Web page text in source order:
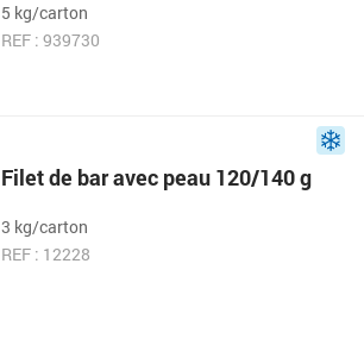
5 kg/carton
REF : 939730
Filet de bar avec peau 120/140 g
3 kg/carton
REF : 12228